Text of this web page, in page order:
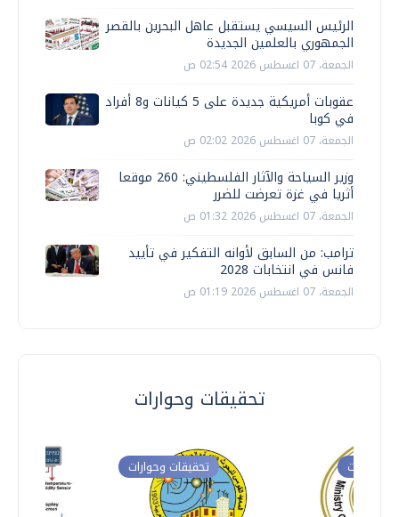
الرئيس السيسي يستقبل عاهل البحرين بالقصر
الجمهوري بالعلمين الجديدة
الجمعة، 07 اغسطس 2026 02:54 ص
عقوبات أمريكية جديدة على 5 كيانات و8 أفراد
في كوبا
الجمعة، 07 اغسطس 2026 02:02 ص
وزير السياحة والآثار الفلسطيني: 260 موقعا
أثريا في غزة تعرضت للضرر
الجمعة، 07 اغسطس 2026 01:32 ص
ترامب: من السابق لأوانه التفكير في تأييد
فانس في انتخابات 2028
الجمعة، 07 اغسطس 2026 01:19 ص
تحقيقات وحوارات
تحقيقات وحوارات وحوارات